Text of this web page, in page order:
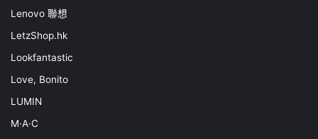
Lenovo 聯想
LetzShop.hk
Lookfantastic
Love, Bonito
LUMIN
M·A·C